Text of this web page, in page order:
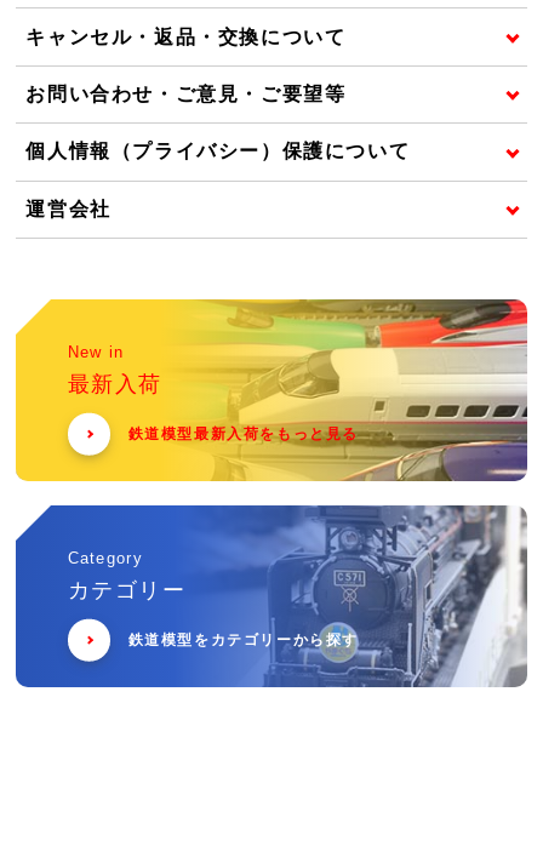
キャンセル・返品・交換について
お問い合わせ・ご意見・ご要望等
個人情報（プライバシー）保護について
運営会社
New in
最新入荷
鉄道模型最新入荷をもっと見る
Category
カテゴリー
鉄道模型をカテゴリーから探す